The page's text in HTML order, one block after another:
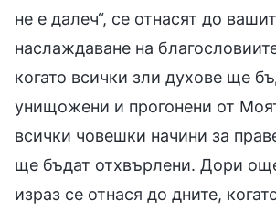
не е далеч“, се отнасят до
наслаждаване на
когато всички зли духове ще
унищожени и прогонени от
всички човешки начини за
ще бъдат отхвърлени. Дори
израз се отнася до дните,